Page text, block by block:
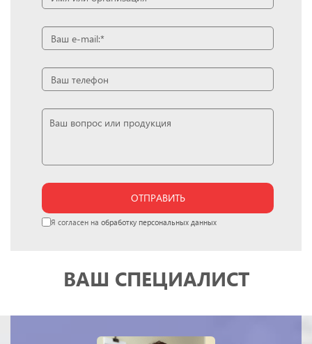
ОТПРАВИТЬ
Я согласен на обработку персональных данных
ВАШ СПЕЦИАЛИСТ